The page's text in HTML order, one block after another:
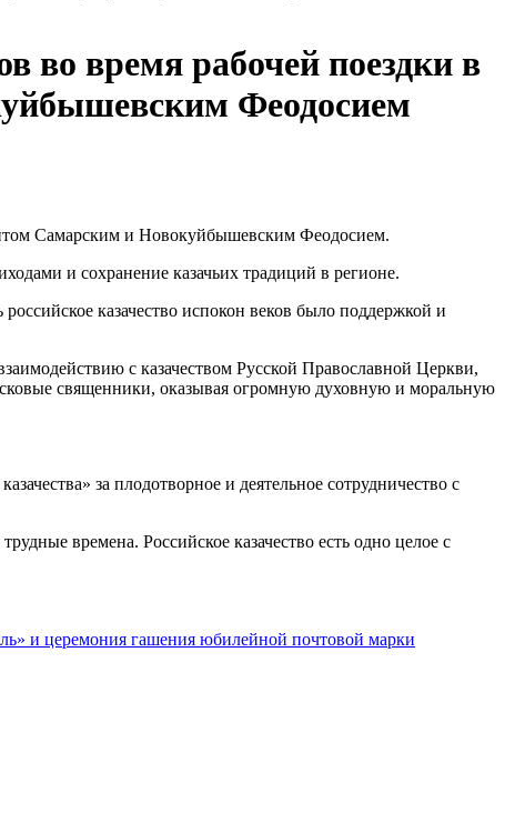
во время рабочей поездки в
Феодосием
Самарским и Новокуйбышевским Феодосием.
и сохранение казачьих традиций в регионе.
казачество испокон веков было поддержкой и
с казачеством Русской Православной Церкви,
священники, оказывая огромную духовную и моральную
за плодотворное и деятельное сотрудничество с
времена. Российское казачество есть одно целое с
и церемония гашения юбилейной почтовой марки